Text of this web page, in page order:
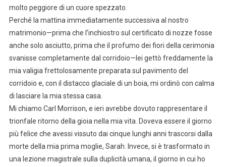
molto peggiore di un cuore spezzato.
Perché la mattina immediatamente successiva al nostro
matrimonio—prima che l’inchiostro sul certificato di nozze fosse
anche solo asciutto, prima che il profumo dei fiori della cerimonia
svanisse completamente dal corridoio—lei gettò freddamente la
mia valigia frettolosamente preparata sul pavimento del
corridoio e, con il distacco glaciale di un boia, mi ordinò con calma
di lasciare la mia stessa casa.
Mi chiamo Carl Morrison, e ieri avrebbe dovuto rappresentare il
trionfale ritorno della gioia nella mia vita. Doveva essere il giorno
più felice che avessi vissuto dai cinque lunghi anni trascorsi dalla
morte della mia prima moglie, Sarah. Invece, si è trasformato in
una lezione magistrale sulla duplicità umana, il giorno in cui ho